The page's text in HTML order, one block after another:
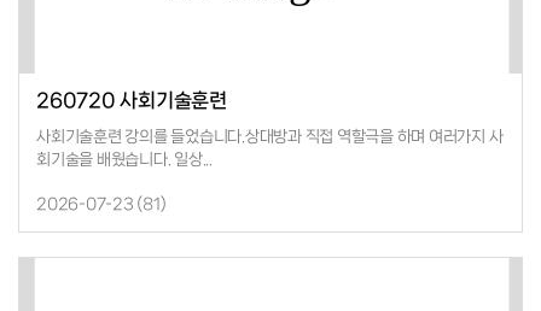
260720 사회기술훈련
사회기술훈련 강의를 들었습니다.상대방과 직접 역할극을 하며 여러가지 사
회기술을 배웠습니다. 일상...
2026-07-23 (81 )